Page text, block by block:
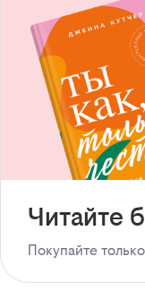
Читайте
Покупайте